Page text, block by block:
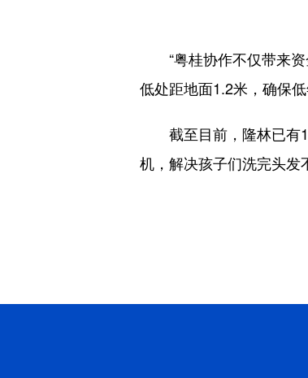
“粤桂协作不仅带来资
低处距地面1.2米，确保
截至目前，隆林已有
机，解决孩子们洗完头发